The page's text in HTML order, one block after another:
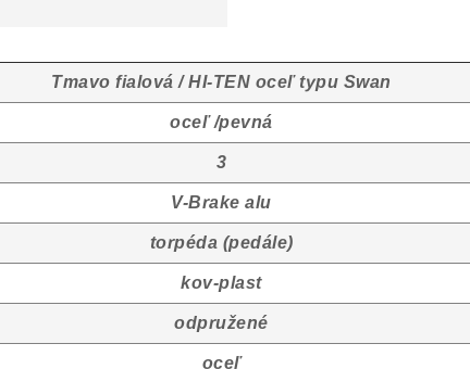
Tmavo fialová / HI-TEN oceľ typu Swan
oceľ /pevná
3
V-Brake alu
torpéda (pedále)
kov-plast
odpružené
oceľ